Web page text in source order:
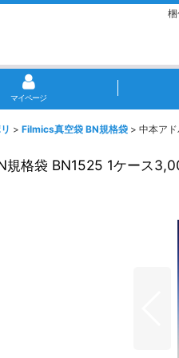
マイページ
> Filmics真空袋 BN規格袋 > 中本ア
格袋 BN1525 1ケース